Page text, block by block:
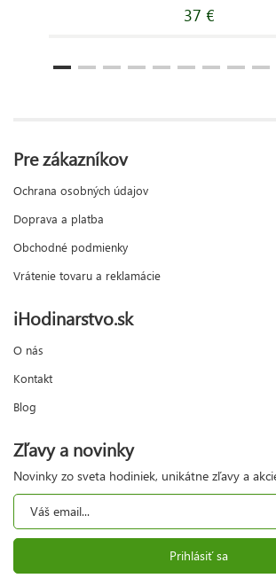
37 €
Pre zákazníkov
Ochrana osobných údajov
Doprava a platba
Obchodné podmienky
Vrátenie tovaru a reklamácie
iHodinarstvo.sk
O nás
Kontakt
Blog
Zľavy a novinky
Novinky zo sveta hodiniek, unikátne zľavy a
Prihlásiť sa